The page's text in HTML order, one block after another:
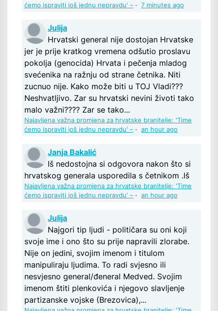
ćemo ispraviti još jednu nepravdu' – · 7 minutes ago
Julija
Hrvatski general nije dostojan Hrvatske
jer je prije kratkog vremena odšutio proslavu
pokolja (genocida) Hrvata i pečenja mladog
svećenika na ražnju od strane četnika. Niti
zucnuo nije. Kako može biti u TOJ Vladi???
Neshvatljivo. Zar su hrvatski nevini životi tako
malo važni???? Zar se tako...
Najavljena važna promjena za hrvatske branitelje: 'Time
ćemo ispraviti još jednu nepravdu' – · an hour ago
Janja Bakalić
Iš nedostojna si odgovora nakon što si
hrvatskog generala usporedila s četnikom .Iš
Najavljena važna promjena za hrvatske branitelje: 'Time
ćemo ispraviti još jednu nepravdu' – · an hour ago
Julija
Najgori tip ljudi - političara su oni koji
svoje ime i ono što su prije napravili zlorabe.
Nije on jedini, svojim imenom i titulom
manipuliraju ljudima. To radi svjesno ili
nesvjesno general/đeneral Medved. Svojim
imenom štiti plenkovića i njegovo slavljenje
partizanske vojske (Brezovica),...